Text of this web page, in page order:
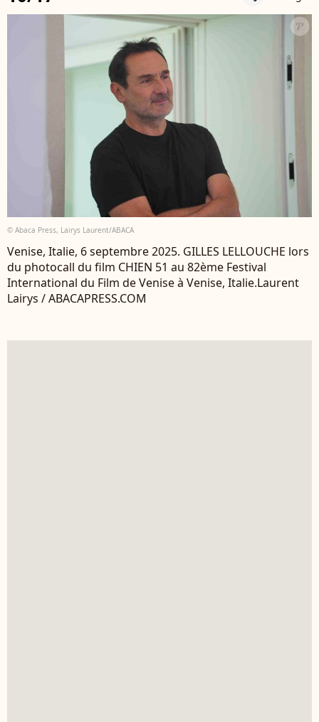
© Abaca Press, Lairys Laurent/ABACA
Venise, Italie, 6 septembre 2025. GILLES LELLOUCHE lors
du photocall du film CHIEN 51 au 82ème Festival
International du Film de Venise à Venise, Italie.Laurent
Lairys / ABACAPRESS.COM